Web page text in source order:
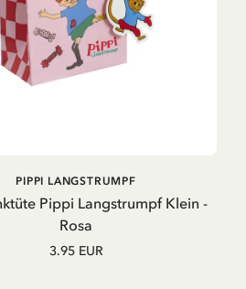
AUSVERKAUFT
Pippi Langstrumpf Klein -
Rosa
PIPPI LANGSTRUMPF
3.95 EUR